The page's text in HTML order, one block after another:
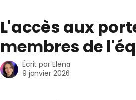
L'accès aux
membres de
Écrit par Elena
9 janvier 2026